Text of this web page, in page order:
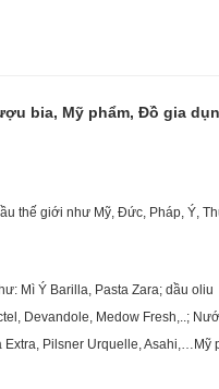
bia, Mỹ phẩm, Đồ gia
thế giới như Mỹ, Đức, Pháp, Ý,
Mì Ý Barilla, Pasta Zara; dầu oliu
Devandole, Medow Fresh,..;
Pilsner Urquelle, Asahi,…Mỹ